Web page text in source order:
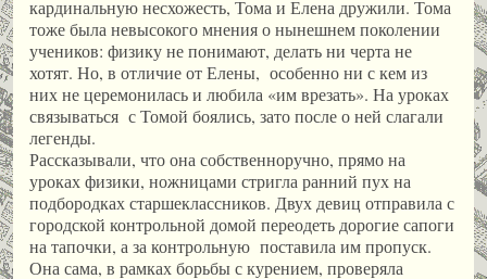
кардинальную несхожесть, Тома и Елена дружили. Тома
тоже была невысокого мнения о нынешнем поколении
учеников: физику не понимают, делать ни черта не
хотят. Но, в отличие от Елены, особенно ни с кем из
них не церемонилась и любила «им врезать». На уроках
связываться с Томой боялись, зато после о ней слагали
легенды.
Рассказывали, что она собственноручно, прямо на
уроках физики, ножницами стригла ранний пух на
подбородках старшеклассников. Двух девиц отправила с
городской контрольной домой переодеть дорогие сапоги
на тапочки, а за контрольную поставила им пропуск.
Она сама, в рамках борьбы с курением, проверяла